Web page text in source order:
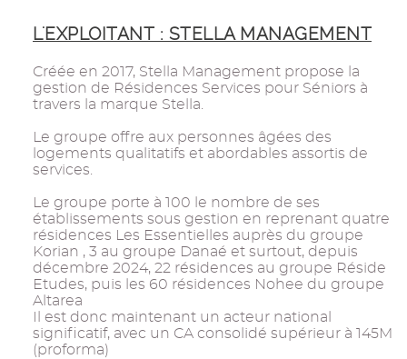
L'EXPLOITANT : STELLA MANAGEMENT
Créée en 2017, Stella Management propose la
gestion de Résidences Services pour Séniors à
travers la marque Stella.
Le groupe offre aux personnes âgées des
logements qualitatifs et abordables assortis de
services.
Le groupe porte à 100 le nombre de ses
établissements sous gestion en reprenant quatre
résidences Les Essentielles auprès du groupe
Korian , 3 au groupe Danaé et surtout, depuis
décembre 2024, 22 résidences au groupe Réside
Etudes, puis les 60 résidences Nohee du groupe
Altarea
Il est donc maintenant un acteur national
significatif, avec un CA consolidé supérieur à 145M
(proforma)